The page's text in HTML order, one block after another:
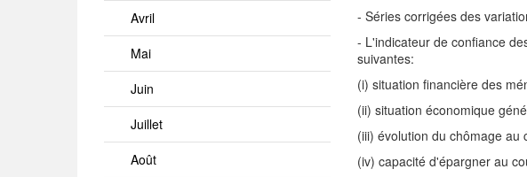
Avril
Mai
Juin
Juillet
Août
- Séries corrigées des
- L'indicateur de confiance
suivantes:
(i) situation financière des
(ii) situation économique
(iii) évolution du chômage
(iv) capacité d'épargner au